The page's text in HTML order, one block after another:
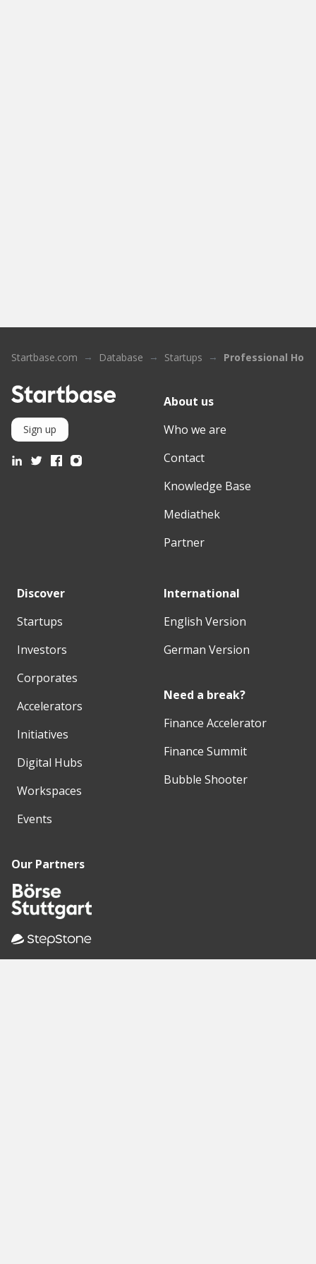
Startbase.com Database Startups Professional
Sign up
About us
Who we are
Contact
Knowledge Base
Mediathek
Partner
Discover
Startups
Investors
Corporates
Accelerators
Initiatives
Digital Hubs
Workspaces
Events
International
English Version
German Version
Need a break?
Finance Accelerator
Finance Summit
Bubble Shooter
Our Partners